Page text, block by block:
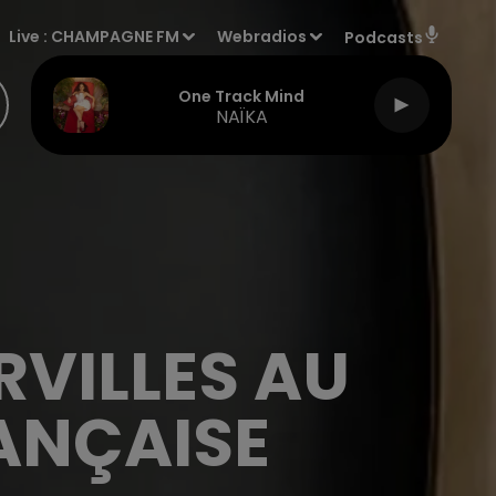
Live : CHAMPAGNE FM Webradios Podcasts
One Track Mind
NAÏKA
AU